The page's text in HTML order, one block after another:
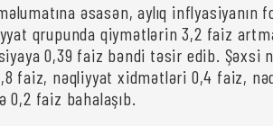
əsasən, aylıq inflyasiyanın
qrupunda qiymətlərin 3,2 faiz
0,39 faiz bəndi təsir edib. Şəxsi
faiz, nəqliyyat xidmətləri 0,4 faiz,
0,2 faiz bahalaşıb.